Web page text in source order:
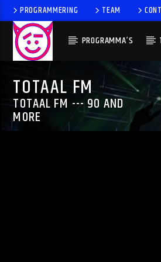
PROGRAMMERING TEAM
PROGRAMMA’S
TOTAAL FM
TOTAAL FM --- 90 AND
MORE